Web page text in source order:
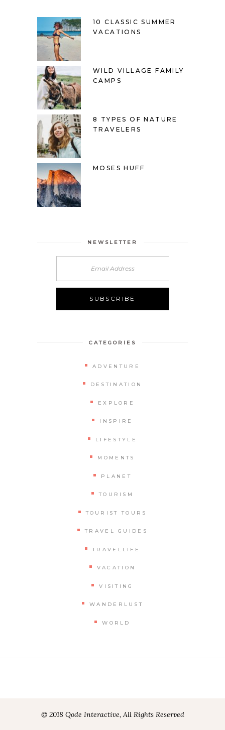
10 CLASSIC SUMMER
VACATIONS
WILD VILLAGE FAMILY
CAMPS
8 TYPES OF NATURE
TRAVELERS
MOSES HUFF
NEWSLETTER
CATEGORIES
ADVENTURE
DESTINATION
EXPLORE
INSPIRE
LIFESTYLE
MOMENTS
PLANET
TOURISM
TOURIST TOURS
TRAVEL GUIDES
TRAVELLIFE
VACATION
VISITING
WANDERLUST
WORLD
© 2018 Qode Interactive, All Rights Reserved